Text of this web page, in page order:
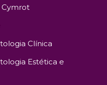
Cymrot
Clínica
Estética e